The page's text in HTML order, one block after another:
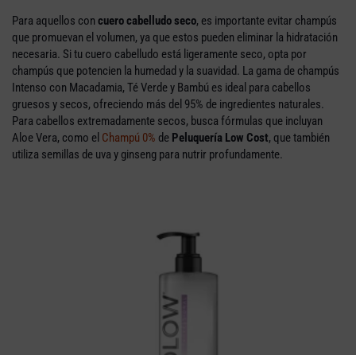
Para aquellos con cuero cabelludo seco, es importante evitar champús
que promuevan el volumen, ya que estos pueden eliminar la hidratación
necesaria. Si tu cuero cabelludo está ligeramente seco, opta por
champús que potencien la humedad y la suavidad. La gama de champús
Intenso con Macadamia, Té Verde y Bambú es ideal para cabellos
gruesos y secos, ofreciendo más del 95% de ingredientes naturales.
Para cabellos extremadamente secos, busca fórmulas que incluyan
Aloe Vera, como el Champú 0% de Peluquería Low Cost, que también
utiliza semillas de uva y ginseng para nutrir profundamente.